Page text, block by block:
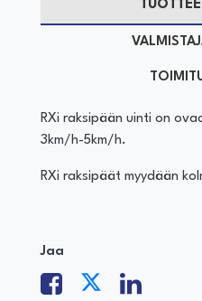
RXi raksipään uinti on
3km/h-5km/h.
RXi raksipäät myydään
Jaa